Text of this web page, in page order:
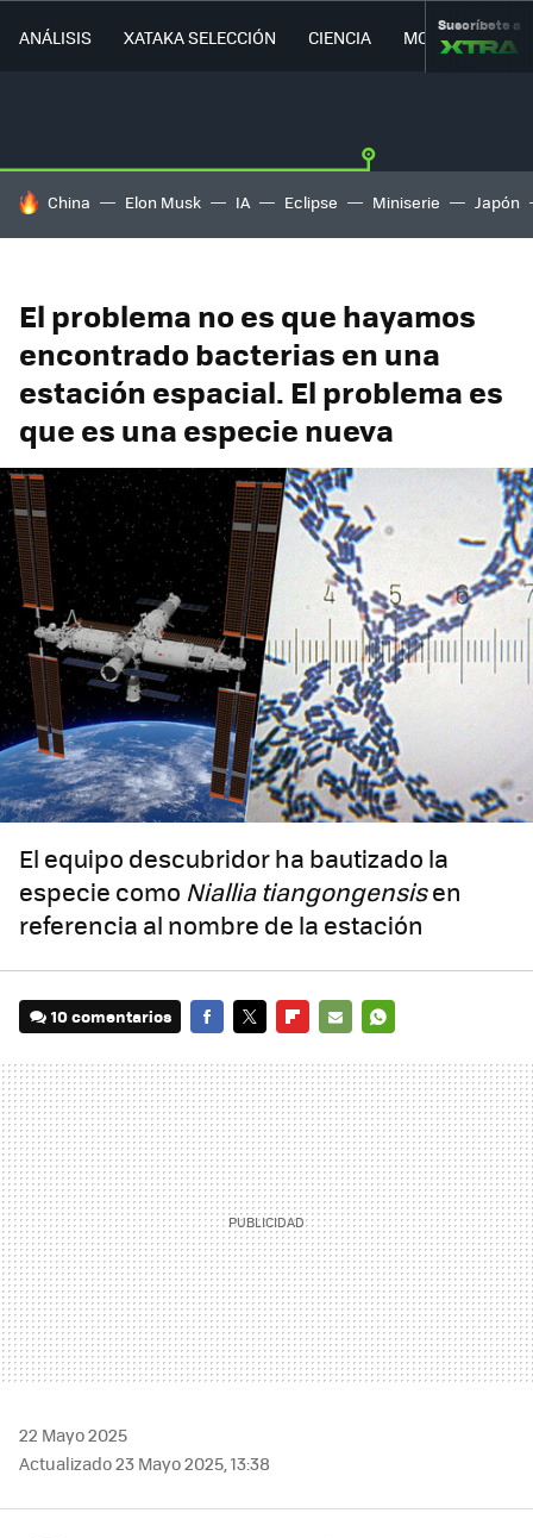
ANÁLISIS XATAKA SELECCIÓN CIENCIA MOVILIDAD
Suscríbete a
HOY SE HABLA DE
China Elon Musk IA Eclipse Miniserie Japón
El problema no es que hayamos
encontrado bacterias en una
estación espacial. El problema es
que es una especie nueva
El equipo descubridor ha bautizado la
especie como Niallia tiangongensisen
referencia al nombre de la estación
10 comentarios
MAIL
22 Mayo 2025
Actualizado 23 Mayo 2025, 13:38